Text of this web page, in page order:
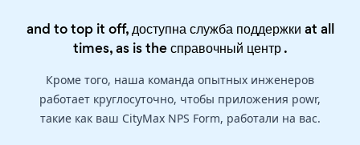
and to top it off, доступна служба поддержки at all
times, as is theсправочный центр.
Кроме того, наша команда опытных инженеров
работает круглосуточно, чтобы приложения powr,
такие как ваш CityMax NPS Form, работали на вас.